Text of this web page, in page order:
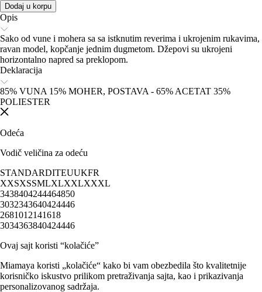
Dodaj u korpu
Opis
Sako od vune i mohera sa sa istknutim reverima i ukrojenim rukavima,
ravan model, kopčanje jednim dugmetom. Džepovi su ukrojeni
horizontalno napred sa preklopom.
Deklaracija
85% VUNA 15% MOHER, POSTAVA - 65% ACETAT 35%
POLIESTER
Odeća
Vodič veličina za odeću
STANDARDITEUUKFR
XXSXSSMLXLXXLXXXL
3438404244464850
3032343640424446
2681012141618
3034363840424446
Ovaj sajt koristi “kolačiće”
Miamaya koristi „kolačiće“ kako bi vam obezbedila što kvalitetnije
korisničko iskustvo prilikom pretraživanja sajta, kao i prikazivanja
personalizovanog sadržaja.